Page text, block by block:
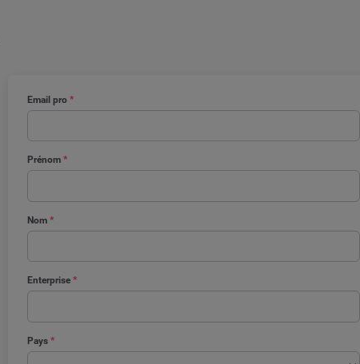
Email pro *
Prénom *
Nom *
Enterprise *
Pays *